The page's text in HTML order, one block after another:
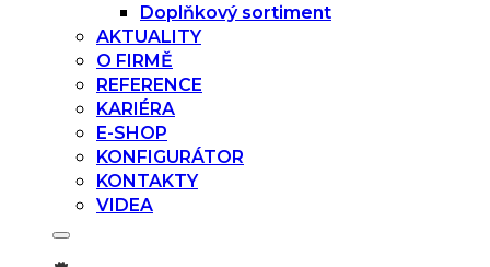
Doplňkový sortiment
AKTUALITY
O FIRMĚ
REFERENCE
KARIÉRA
E-SHOP
KONFIGURÁTOR
KONTAKTY
VIDEA